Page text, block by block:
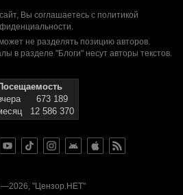
Вы соглашаетесь с политикой
.
не разделять позицию авторов.
в разделе "Блоги" несут авторы текстов.
673 189
12 586 370
"Цензор.НЕТ"